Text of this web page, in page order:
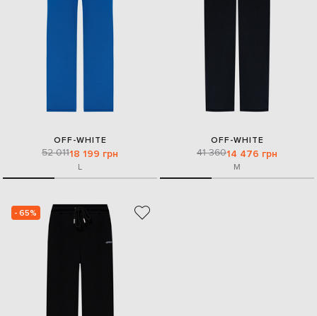
OFF-WHITE
52 01118 199 грн
L
OFF-WHITE
41 36014 476 грн
M
- 65%